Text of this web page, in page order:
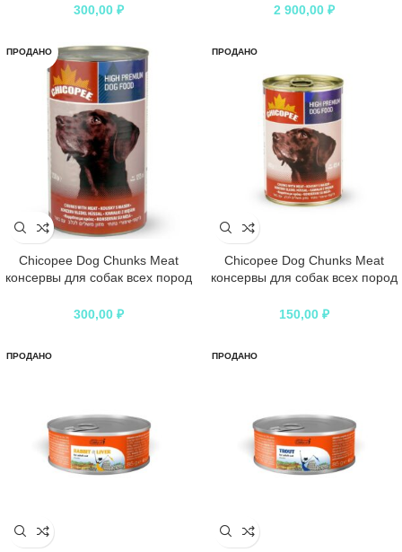
и рисом в соусе – 1,23 кг
300,00 ₽
и рисом в соусе – 400 г
2 900,00 ₽
ПРОДАНО
Chicopee Dog Chunks Meat
консервы для собак всех пород
говядины в соусе – 1,23 кг
300,00 ₽
ПРОДАНО
Chicopee Dog Chunks Meat
консервы для собак всех пород
говядины в соусе – 400 г
150,00 ₽
ПРОДАНО ПРОДАНО